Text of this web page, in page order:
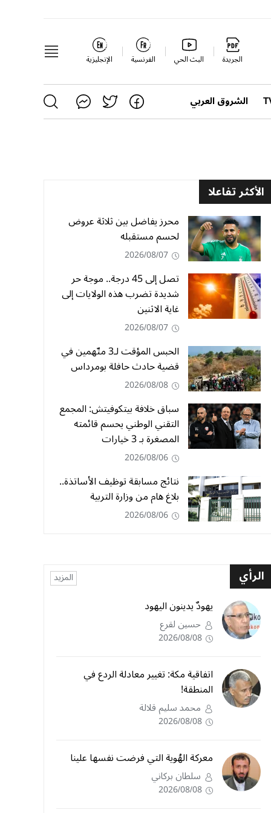
الجريدة البث الحي الفرنسية الإنجليزية
الشروق العربي
الأكثر تفاعلا
محرز يفاضل بين ثلاثة عروض
لحسم مستقبله
2026/08/07
تصل إلى 45 درجة.. موجة حر
شديدة تضرب هذه الولايات إلى
غاية الاثنين
2026/08/07
الحبس المؤقت لـ3 متّهمين في
قضية حادث حافلة بومرداس
2026/08/08
سباق خلافة بيتكوفيتش: المجمع
التقني الوطني يحسم قائمته
المصغرة بـ 3 خيارات
2026/08/06
نتائج مسابقة توظيف الأساتذة..
بلاغ هام من وزارة التربية
2026/08/06
الرأي المزيد
يهودٌ يدينون اليهود
حسين لقرع
2026/08/08
اتفاقية مكة: تغيير معادلة الردع في
المنطقة!
محمد سليم قلالة
2026/08/08
معركة الهُوية التي فرضت نفسها علينا
سلطان بركاني
2026/08/08